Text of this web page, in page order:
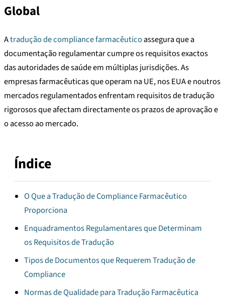
Global
Atradução de compliance farmacêuticoassegura que a
documentação regulamentar cumpre os requisitos exactos
das autoridades de saúde em múltiplas jurisdições. As
empresas farmacêuticas que operam na UE, nos EUA e noutros
mercados regulamentados enfrentam requisitos de tradução
rigorosos que afectam directamente os prazos de aprovação e
o acesso ao mercado.
Índice
O Que a Tradução de Compliance Farmacêutico
Proporciona
Enquadramentos Regulamentares que Determinam
os Requisitos de Tradução
Tipos de Documentos que Requerem Tradução de
Compliance
Normas de Qualidade para Tradução Farmacêutica